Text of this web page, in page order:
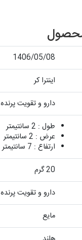
1406/05/08
اینترا کر
دارو و تقویت پرنده
طول : 2 سانتیمتر
عرض : 2 سانتیمتر
ارتفاع : 7 سانتیمتر
20 گرم
دارو و تقویت پرنده
مایع